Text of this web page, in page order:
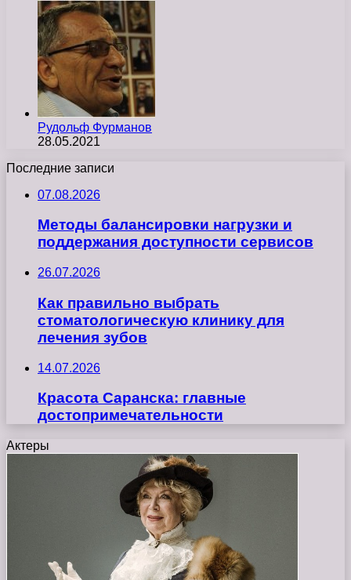
Рудольф Фурманов
28.05.2021
Последние записи
07.08.2026
Методы балансировки нагрузки и
поддержания доступности сервисов
26.07.2026
Как правильно выбрать
стоматологическую клинику для
лечения зубов
14.07.2026
Красота Саранска: главные
достопримечательности
Актеры